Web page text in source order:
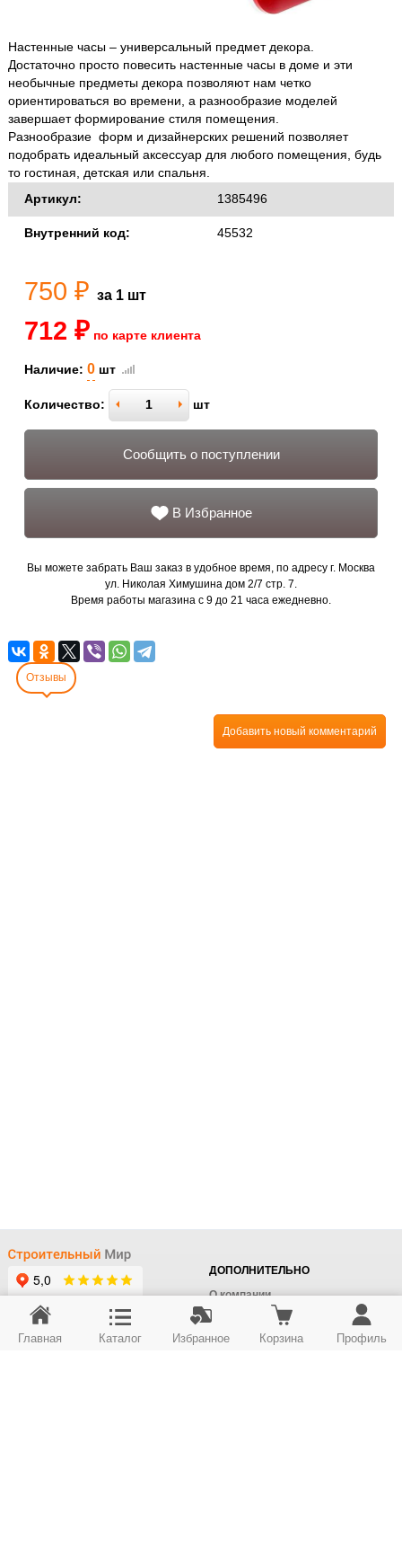
Настенные часы – универсальный предмет декора.
Достаточно просто повесить настенные часы в доме и эти
необычные предметы декора позволяют нам четко
ориентироваться во времени, а разнообразие моделей
завершает формирование стиля помещения.
Разнообразие форм и дизайнерских решений позволяет
подобрать идеальный аксессуар для любого помещения, будь
то гостиная, детская или спальня.
Артикул:
1385496
Внутренний код: 45532
750 ₽ за 1 шт
712 ₽ по карте клиента
Наличие: 0 шт
Количество: шт
Сообщить о поступлении
В Избранное
Вы можете забрать Ваш заказ в удобное время, по адресу г. Москва
ул. Николая Химушина дом 2/7 стр. 7.
Время работы магазина с 9 до 21 часа ежедневно.
Отзывы
Добавить новый комментарий
+7 (495) 414-22-76
ДОПОЛНИТЕЛЬНО
О компании
Доставка
Оплата
Главная Каталог Избранное Корзина Профиль